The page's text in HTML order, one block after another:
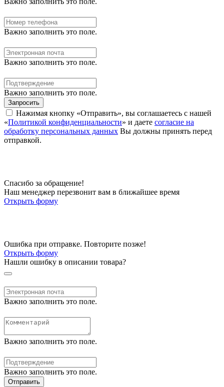
Важно заполнить это поле.
Важно заполнить это поле.
Важно заполнить это поле.
Запросить
Нажимая кнопку «Отправить», вы соглашаетесь с нашей
«Политикой конфиденциальности» и даете согласие на
обработку персональных данных Вы должны принять перед
отправкой.
Спасибо за обращение!
Наш менеджер перезвонит вам в ближайшее время
Открыть форму
Ошибка при отправке. Повторите позже!
Открыть форму
Нашли ошибку в описании товара?
Важно заполнить это поле.
Важно заполнить это поле.
Важно заполнить это поле.
Отправить